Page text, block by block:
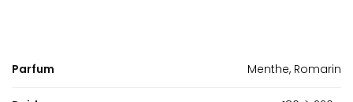
Parfum Menthe, Romarin